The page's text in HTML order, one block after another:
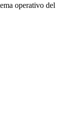
operativo del